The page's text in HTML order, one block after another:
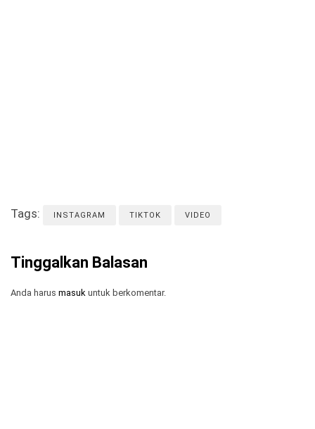
Tags: INSTAGRAM TIKTOK VIDEO
Tinggalkan Balasan
Anda harus masuk untuk berkomentar.